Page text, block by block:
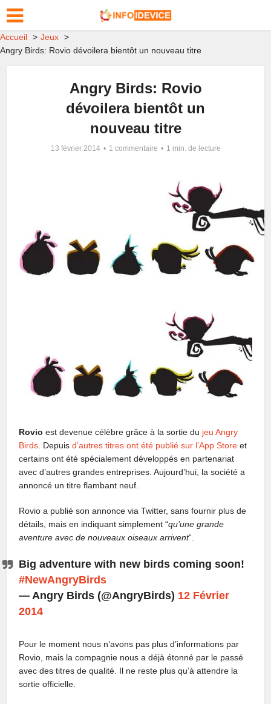
Accueil
Jeux
Angry Birds: Rovio dévoilera bientôt un nouveau titre
Angry Birds: Rovio
dévoilera bientôt un
nouveau titre
13 février 2014 1 commentaire 1 min. de lecture
Rovio est devenue célèbre grâce à la sortie du jeu Angry
Birds. Depuisd’autres titres ont été publié sur l’App Store et
certains ont été spécialement développés en partenariat
avec d’autres grandes entreprises. Aujourd’hui, la société a
annoncé un titre flambant neuf.
Rovio a publié son annonce via Twitter, sans fournir plus de
détails, mais en indiquant simplement “qu’une grande
aventure avec de nouveaux oiseaux arrivent“.
Big adventure with new birds coming soon!
#NewAngryBirds
— Angry Birds (@AngryBirds) 12 Février
2014
Pour le moment nous n’avons pas plus d’informations par
Rovio, mais la compagnie nous a déjà étonné par le passé
avec des titres de qualité. Il ne reste plus qu’à attendre la
sortie officielle.